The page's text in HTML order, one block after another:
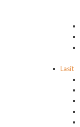
Lasit